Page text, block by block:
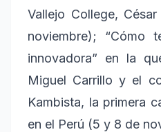
Vallejo College,
noviembre); “Cómo
innovadora” en la
Miguel Carrillo y el
Kambista, la primera
en el Perú (5 y 8 de